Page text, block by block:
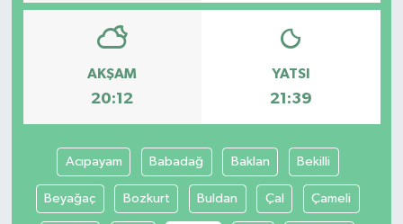
AKŞAM
20:12
YATSI
21:39
Acıpayam Babadağ Baklan Bekilli
Beyağaç Bozkurt Buldan Çal Çameli